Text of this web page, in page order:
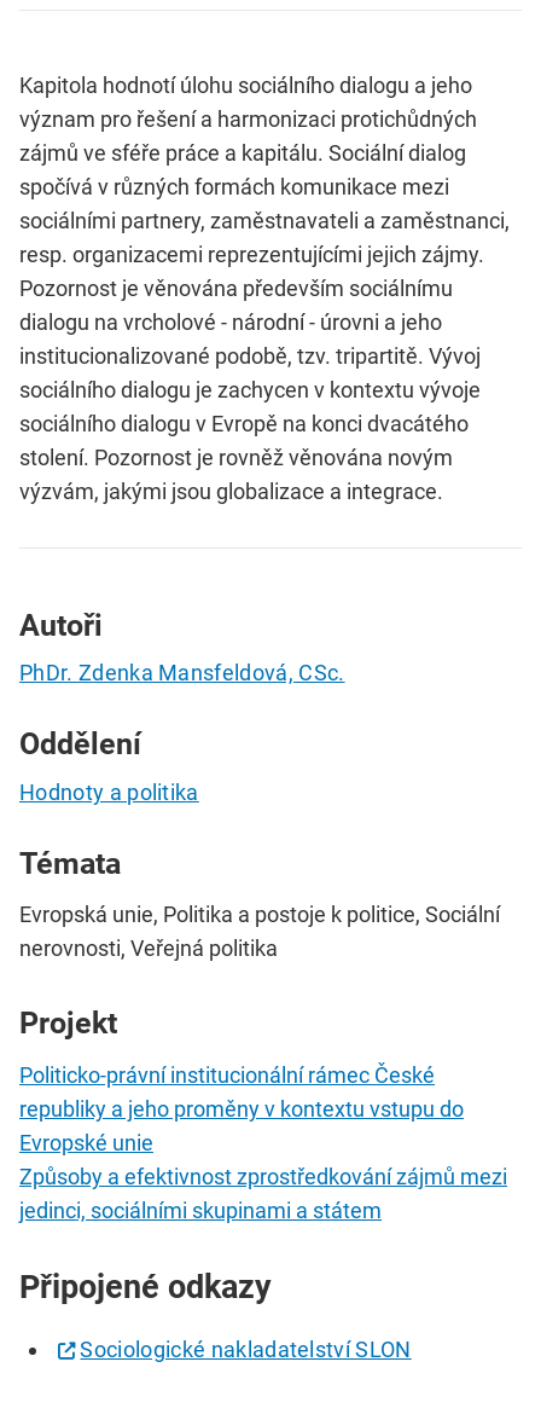
Kapitola hodnotí úlohu sociálního dialogu a jeho
význam pro řešení a harmonizaci protichůdných
zájmů ve sféře práce a kapitálu. Sociální dialog
spočívá v různých formách komunikace mezi
sociálními partnery, zaměstnavateli a zaměstnanci,
resp. organizacemi reprezentujícími jejich zájmy.
Pozornost je věnována především sociálnímu
dialogu na vrcholové - národní - úrovni a jeho
institucionalizované podobě, tzv. tripartitě. Vývoj
sociálního dialogu je zachycen v kontextu vývoje
sociálního dialogu v Evropě na konci dvacátého
stolení. Pozornost je rovněž věnována novým
výzvám, jakými jsou globalizace a integrace.
Autoři
PhDr. Zdenka Mansfeldová, CSc.
Oddělení
Hodnoty a politika
Témata
Evropská unie, Politika a postoje k politice, Sociální
nerovnosti, Veřejná politika
Projekt
Politicko-právní institucionální rámec České
republiky a jeho proměny v kontextu vstupu do
Evropské unie
Způsoby a efektivnost zprostředkování zájmů mezi
jedinci, sociálními skupinami a státem
Připojené odkazy
Sociologické nakladatelství SLON